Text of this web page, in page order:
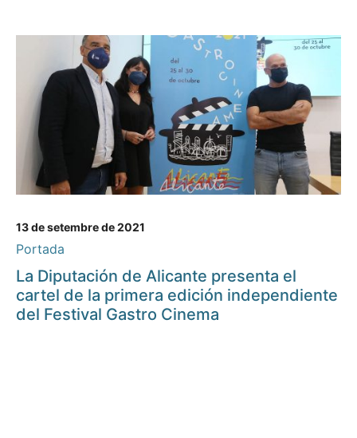
13 de setembre de 2021
Portada
La Diputación de Alicante presenta el
cartel de la primera edición independiente
del Festival Gastro Cinema